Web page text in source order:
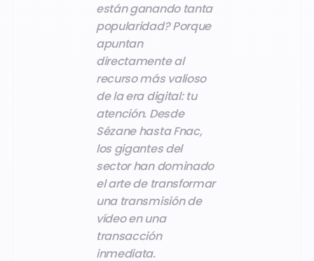
están ganando tanta
popularidad? Porque
apuntan
directamente al
recurso más valioso
de la era digital: tu
atención. Desde
Sézane hasta Fnac,
los gigantes del
sector han dominado
el arte de transformar
una transmisión de
vídeo en una
transacción
inmediata.